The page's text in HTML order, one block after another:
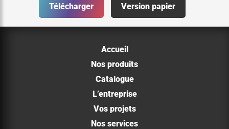
Télécharger Version papier
Accueil
Nos produits
Catalogue
L’entreprise
Vos projets
Nos services